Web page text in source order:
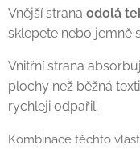
Vnější strana odolá
sklepete nebo jemně
Vnitřní strana
plochy než běžná
rychleji odpařil.
Kombinace těchto